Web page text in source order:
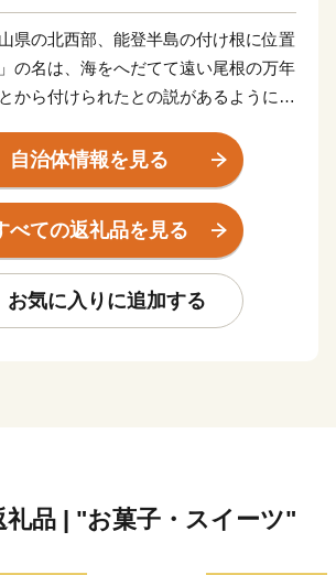
県の北西部、能登半島の付け根に位置
の名は、海をへだてて遠い尾根の万年
から付けられたとの説があるように、
います。2016年に開業した北陸新幹
ら、城端駅・氷見線に乗り継いで終着
る海岸線沿いの車窓からの眺めは、鉄
も一度はご覧いただきたい風景です。
じて水揚げされます。また、氷見が発
式定置網漁は、豊富な魚介類を「採り
を守りつつ、恵まれた自然環境を活
自治体情報を見る
べての返礼品を見る
お気に入りに追加する
礼品 | "お菓子・スイーツ"